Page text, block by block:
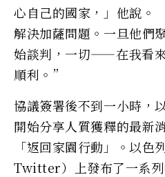
心自己的國家，」他說。
解決加薩問題。一旦他們
始談判，一切——在我看
順利。”
協議簽署後不到一小時，
開始分享人質獲釋的最新
「返回家園行動」。以色
Twitter）上發布了一系